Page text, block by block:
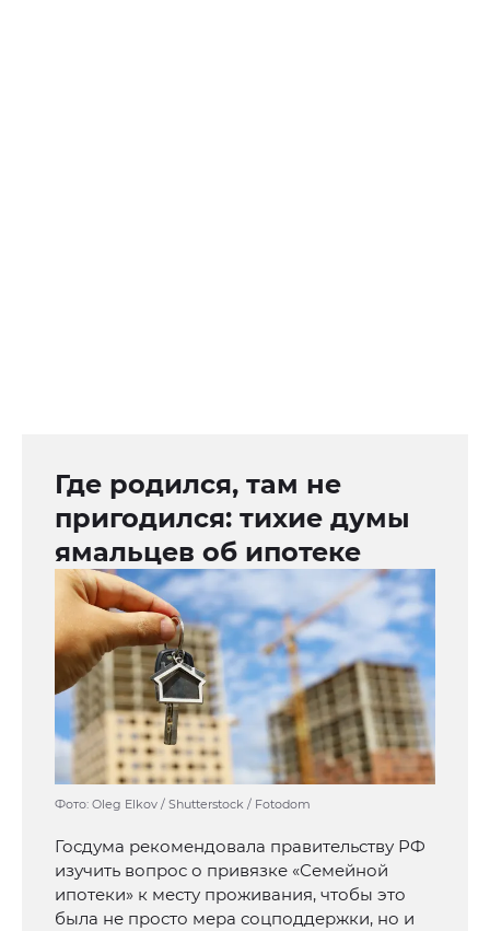
Где родился, там не
пригодился: тихие думы
ямальцев об ипотеке
Фото: Oleg Elkov / Shutterstock / Fotodom
Госдума рекомендовала правительству РФ
изучить вопрос о привязке «Семейной
ипотеки» к месту проживания, чтобы это
была не просто мера соцподдержки, но и